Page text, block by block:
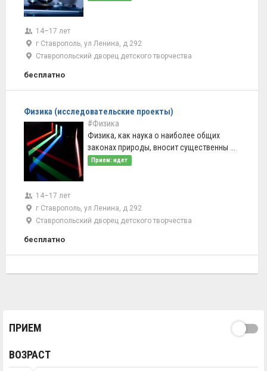
14–17 лет
г Ставрополь, ул Ленина, д 292
Ставропольский дворец детского творчества
бесплатно
Физика (исследовательские проекты)
#Физика
Физика, как наука о наиболее общих
законах природы, вносит существенны ...
Прием: идет
14–17 лет
г Ставрополь, ул Ленина, д 292
Ставропольский дворец детского творчества
бесплатно
ПРИЕМ
ВОЗРАСТ